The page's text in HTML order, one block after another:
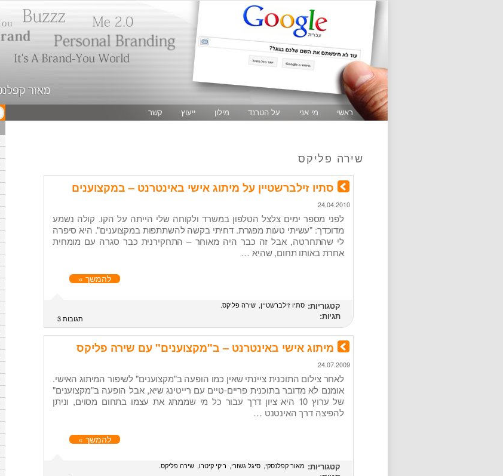
ראשי מי אני על הטרנד מילון ייעוץ קשר
שירה פליקס
סתיו זילברשטיין על מיתוג אישי באינטרנט – במקצוענים
24.04.2010
לפני מספר ימים צלצל הטלפון במשרד ולקוחה שלי הייתה על הקו. קולה נשמע
מדוכדך: "עשיתי טעות מפגרת. דחיתי בקשה להשתתפות במקצוענים". היא סיפרה
לי שהתחרטה, אבל זה כבר היה מאוחר – התחקירנית כבר סגרה עם מומחית
אחרת באותו תחום, שהיא …
להמשך »
קטגוריות: סתיו זילברשטיין שירה פליקס
תגיות: תגובות 3
מיתוג אישי באינטרנט – ב"מקצוענים" עם שירה פליקס
24.07.2009
לאחר צילום התוכנית ציינתי שאין כמו הופעה ב"מקצוענים" לשיפור המיתוג האישי.
אומנם לא מדובר בתוכנית פריים-טיים עם רייטינג שיא, אבל הופעה ב"מקצוענים"
של ערוץ 10 היא ציון דרך עבור כל מי שממתג את עצמו בתחום מסוים, וניתן
להפיצה דרך האינטנט …
להמשך »
קטגוריות: מאור קפלנסקי סיגל גשורי ריקי קיטרו שירה פליקס